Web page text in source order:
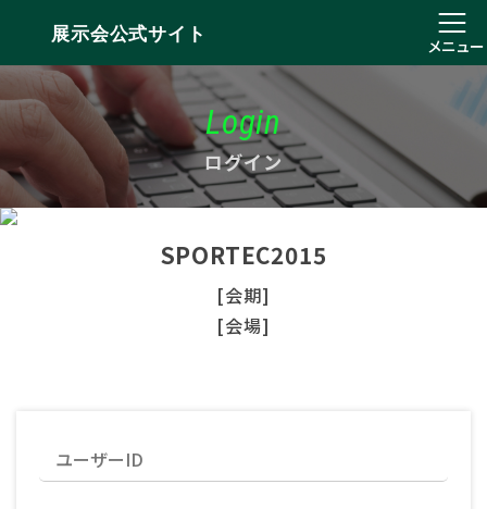
展示会公式サイト
メニュー
Login
ログイン
SPORTEC2015
[会期]
[会場]